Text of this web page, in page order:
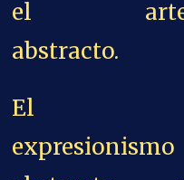
el
abstracto.
El
expresionismo